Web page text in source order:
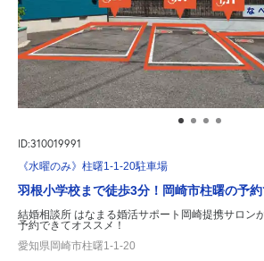
ID:310019991
《水曜のみ》柱曙1-1-20駐車場
羽根小学校まで徒歩3分！岡崎市柱曙の予約
結婚相談所 はなまる婚活サポート岡崎提携サロン
予約できてオススメ！
愛知県岡崎市柱曙1-1-20